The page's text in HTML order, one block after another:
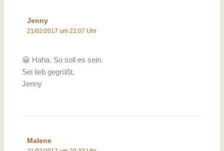
Jenny
21/02/2017 um 22:07 Uhr
😀 Haha. So soll es sein.
Sei lieb gegrüßt,
Jenny
Malene